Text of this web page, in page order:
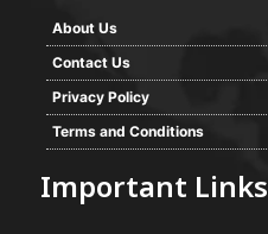
About Us
Contact Us
Privacy Policy
Terms and Conditions
Important Links